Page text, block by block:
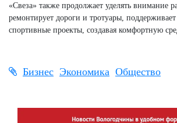
«Свеза» также продолжает уделять внимание
ремонтирует дороги и тротуары,
спортивные проекты, создавая комфортную
Бизнес Экономика Общество